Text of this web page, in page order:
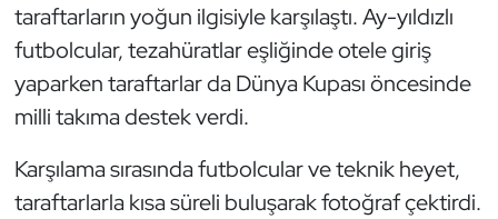
taraftarların yoğun ilgisiyle karşılaştı. Ay-yıldızlı
futbolcular, tezahüratlar eşliğinde otele giriş
yaparken taraftarlar da Dünya Kupası öncesinde
milli takıma destek verdi.
Karşılama sırasında futbolcular ve teknik heyet,
taraftarlarla kısa süreli buluşarak fotoğraf çektirdi.
Judo ve Kuraş
Kano ve Rafting
Karate
Kayak